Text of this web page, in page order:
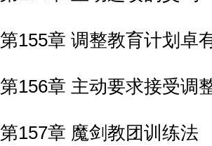
第155章 调整教育计划卓
第156章 主动要求接受调
第157章 魔剑教团训练法